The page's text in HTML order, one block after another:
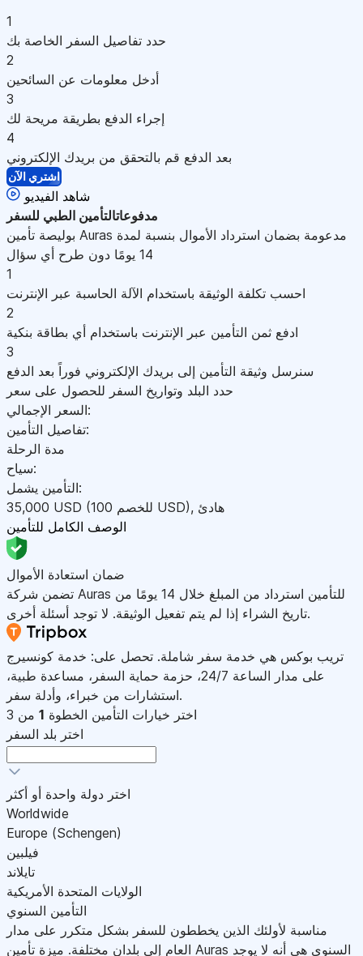
1
حدد تفاصيل السفر الخاصة بك
2
أدخل معلومات عن السائحين
3
إجراء الدفع بطريقة مريحة لك
4
بعد الدفع قم بالتحقق من بريدك الإلكتروني
اشتري الآن
شاهد الفيديو
مدفوعاتالتأمين الطبي للسفر
بوليصة تأمين Auras مدعومة بضمان استرداد الأموال بنسبة لمدة
14 يومًا دون طرح أي سؤال
1
احسب تكلفة الوثيقة باستخدام الآلة الحاسبة عبر الإنترنت
2
ادفع ثمن التأمين عبر الإنترنت باستخدام أي بطاقة بنكية
3
سنرسل وثيقة التأمين إلى بريدك الإلكتروني فوراً بعد الدفع
حدد البلد وتواريخ السفر للحصول على سعر
السعر الإجمالي:
تفاصيل التأمين:
مدة الرحلة
سياح:
التأمين يشمل:
35,000 USD USD), هادئ
الوصف الكامل للتأمين
ضمان استعادة الأموال
تضمن شركة Auras للتأمين استرداد من المبلغ خلال 14 يومًا من
تاريخ الشراء إذا لم يتم تفعيل الوثيقة. لا توجد أسئلة أخرى.
تريب بوكس هي خدمة سفر شاملة. تحصل على: خدمة كونسيرج
على مدار الساعة 24/7، حزمة حماية السفر، مساعدة طبية،
استشارات من خبراء، وأدلة سفر.
اختر خيارات التأمين الخطوة 1 من 3
اختر بلد السفر
اختر دولة واحدة أو أكثر
Worldwide
Europe (Schengen)
فيلبين
تايلاند
الولايات المتحدة الأمريكية
التأمين السنوي
مناسبة لأولئك الذين يخططون للسفر بشكل متكرر على مدار
العام إلى بلدان مختلفة. ميزة تأمين Auras السنوي هي أنه لا يوجد